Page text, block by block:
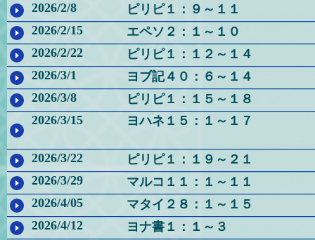
2026/2/8
ピリピ１：９～１１
2026/2/15
エペソ２：１～１０
2026/2/22
ピリピ１：１２～１４
2026/3/1
ヨブ記４０：６～１４
2026/3/8
ピリピ１：１５～１８
2026/3/15
ヨハネ１５：１～１７
2026/3/22
ピリピ１：１９～２１
2026/3/29
マルコ１１：１～１１
2026/4/05
マタイ２８：１～１５
2026/4/12
ヨナ書１：１～３